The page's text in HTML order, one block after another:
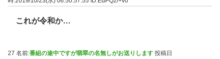
これが令和か…
27 名前:番組の途中ですが翡翠の名無しがお送りします 投稿日